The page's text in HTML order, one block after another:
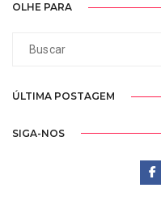
OLHE PARA
ÚLTIMA POSTAGEM
SIGA-NOS